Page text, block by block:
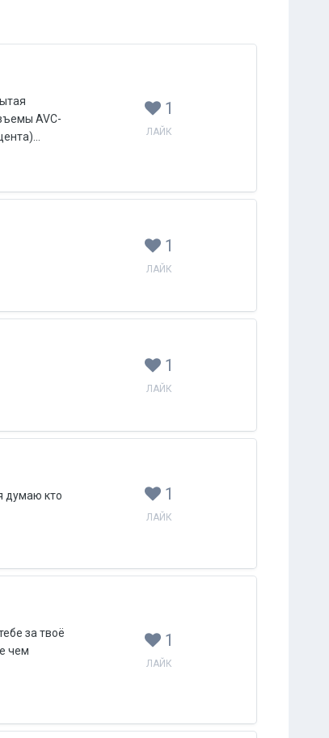
AVC-
1
ЛАЙК
1
ЛАЙК
1
ЛАЙК
думаю кто
1
ЛАЙК
за твоё
чем
1
ЛАЙК